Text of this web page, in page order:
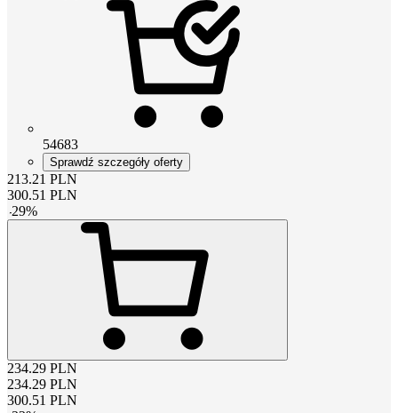
54683
Sprawdź szczegóły oferty
213.21 PLN
300.51 PLN
-29%
234.29 PLN
234.29 PLN
300.51 PLN